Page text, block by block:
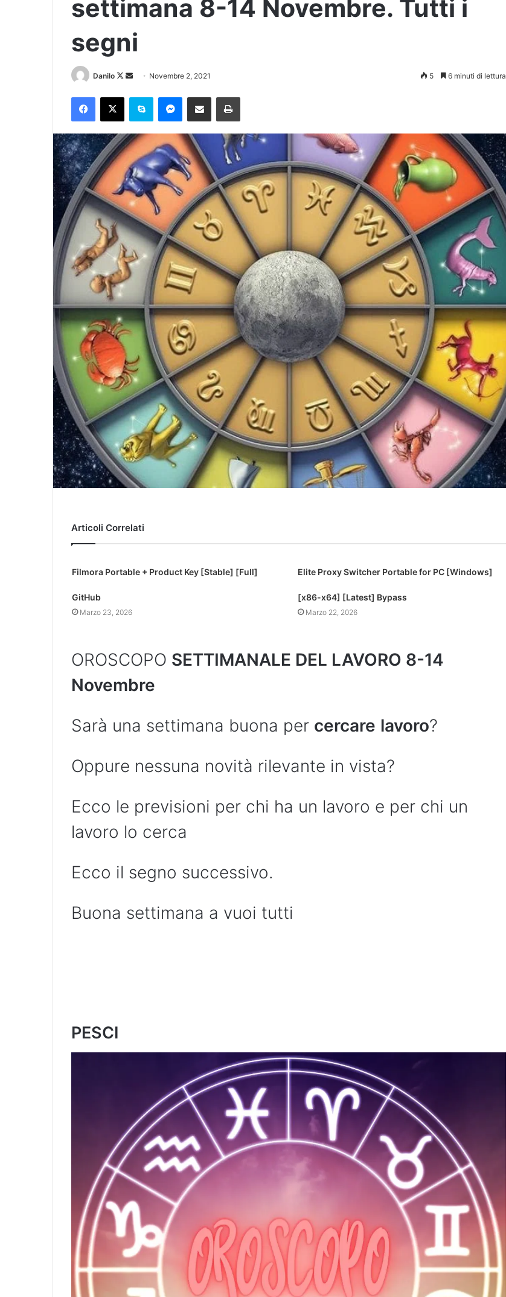
settimana 8-14 Novembre. Tutti i
segni
Danilo Novembre 2, 2021 5 6 minuti di lettura
Articoli Correlati
Filmora Portable + Product Key [Stable] [Full]
GitHub
Marzo 23, 2026
Elite Proxy Switcher Portable for PC [Windows]
[x86-x64] [Latest] Bypass
Marzo 22, 2026
OROSCOPO SETTIMANALE DEL LAVORO 8-14
Novembre
Sarà una settimana buona per cercare lavoro?
Oppure nessuna novità rilevante in vista?
Ecco le previsioni per chi ha un lavoro e per chi un
lavoro lo cerca
Ecco il segno successivo.
Buona settimana a vuoi tutti
PESCI